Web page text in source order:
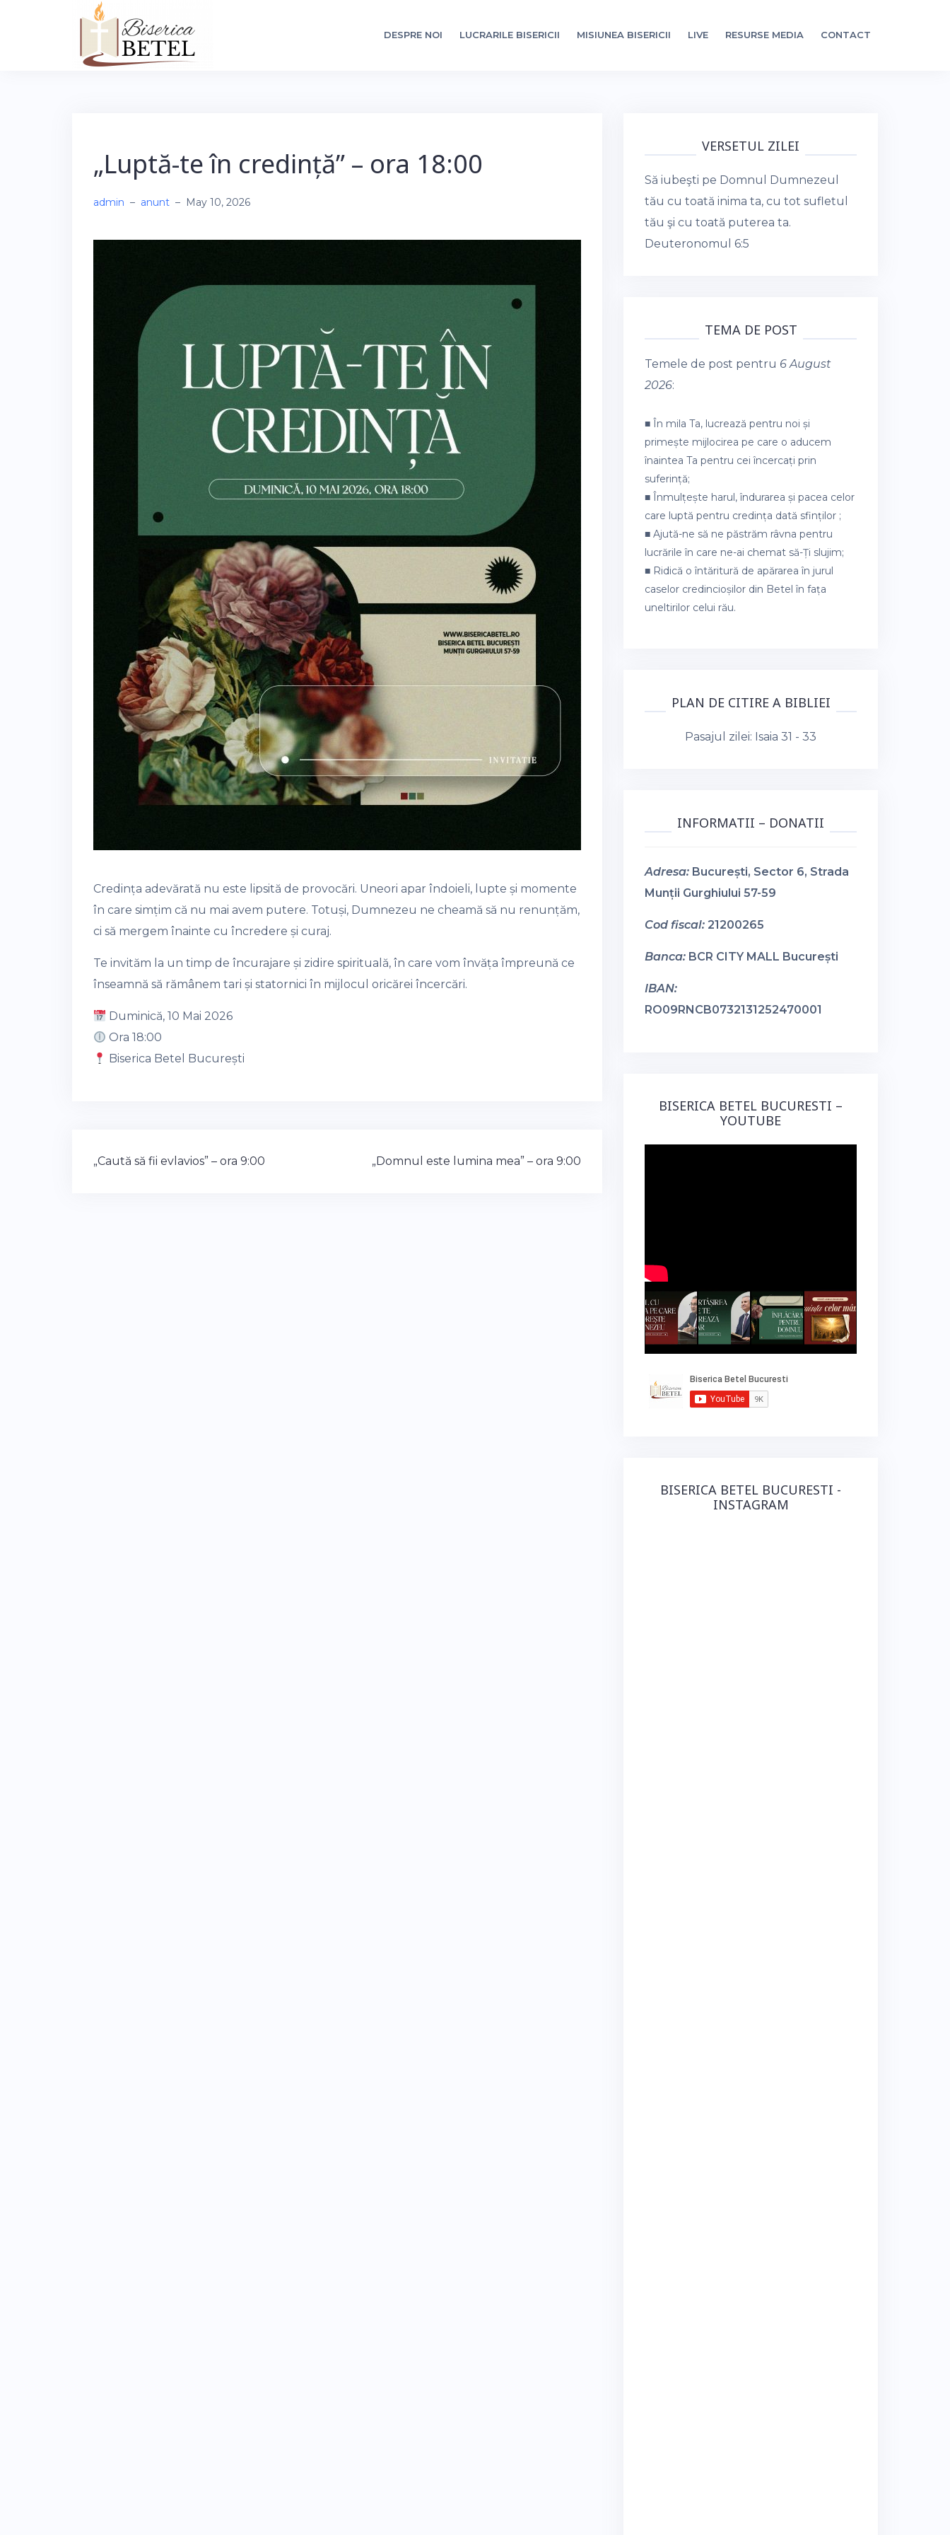
DESPRE NOI LUCRARILE BISERICII MISIUNEA BISERICII LIVE RESURSE MEDIA CONTACT
„Luptă-te în credință” – ora 18:00
admin – anunt – May 10, 2026
Credința adevărată nu este lipsită de provocări. Uneori apar îndoieli, lupte și momente
în care simțim că nu mai avem putere. Totuși, Dumnezeu ne cheamă să nu renunțăm,
ci să mergem înainte cu încredere și curaj.
Te invităm la un timp de încurajare și zidire spirituală, în care vom învăța împreună ce
înseamnă să rămânem tari și statornici în mijlocul oricărei încercări.
Duminică, 10 Mai 2026
Ora 18:00
Biserica Betel București
Post
„Caută să fii evlavios” – ora 9:00 „Domnul este lumina mea” – ora 9:00
VERSETUL ZILEI
Să iubeşti pe Domnul Dumnezeul
tău cu toată inima ta, cu tot sufletul
tău şi cu toată puterea ta.
Deuteronomul 6:5
TEMA DE POST
Temele de post pentru 6 August
2026:
■ În mila Ta, lucrează pentru noi și
primește mijlocirea pe care o aducem
înaintea Ta pentru cei încercați prin
suferință;
■ Înmulțește harul, îndurarea și pacea celor
care luptă pentru credința dată sfinților ;
■ Ajută-ne să ne păstrăm râvna pentru
lucrările în care ne-ai chemat să-Ți slujim;
■ Ridică o întăritură de apărarea în jurul
caselor credincioșilor din Betel în fața
uneltirilor celui rău.
PLAN DE CITIRE A BIBLIEI
Pasajul zilei: Isaia 31 - 33
INFORMATII – DONATII
Adresa: București, Sector 6, Strada
Munții Gurghiului 57-59
Cod fiscal: 21200265
Banca: BCR CITY MALL București
IBAN:
RO09RNCB0732131252470001
BISERICA BETEL BUCURESTI –
YOUTUBE
BISERICA BETEL BUCURESTI -
INSTAGRAM